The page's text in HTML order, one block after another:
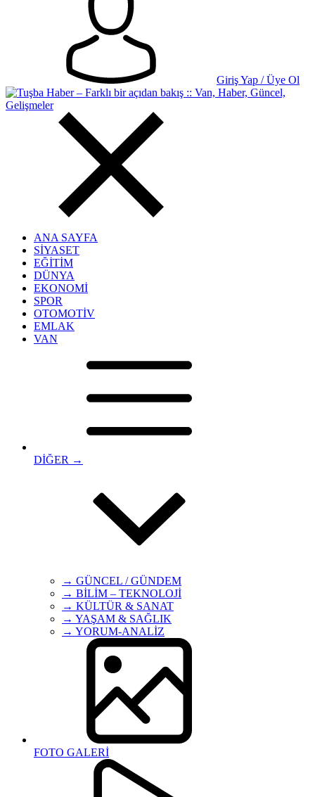
Giriş Yap / Üye Ol
ANA SAYFA
SİYASET
EĞİTİM
DÜNYA
EKONOMİ
SPOR
OTOMOTİV
EMLAK
VAN
DİĞER →
→ GÜNCEL / GÜNDEM
→ BİLİM – TEKNOLOJİ
→ KÜLTÜR & SANAT
→ YAŞAM & SAĞLIK
→ YORUM-ANALİZ
FOTO GALERİ